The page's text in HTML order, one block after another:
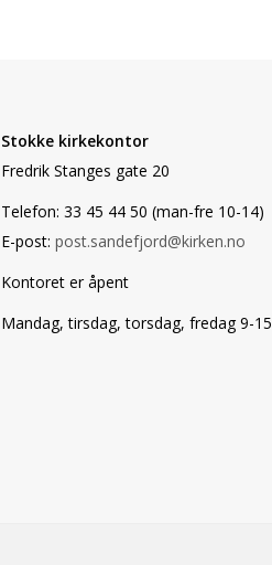
Stokke kirkekontor
Fredrik Stanges gate 20
Telefon: 33 45 44 50 (man-fre 10-14)
E-post: post.sandefjord@kirken.no
Kontoret er åpent
Mandag, tirsdag, torsdag, fredag 9-15